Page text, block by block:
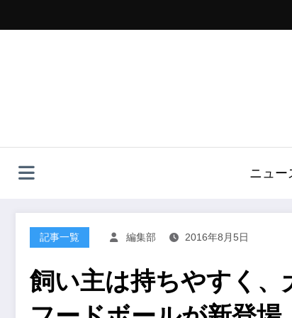
ッ
ニュー
記事一覧 編集部 2016年8月5日
飼い主は持ちやすく